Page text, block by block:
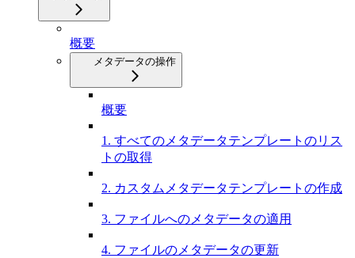
概要
メタデータの操作
概要
1. すべてのメタデータテンプレートのリス
トの取得
2. カスタムメタデータテンプレートの作成
3. ファイルへのメタデータの適用
4. ファイルのメタデータの更新